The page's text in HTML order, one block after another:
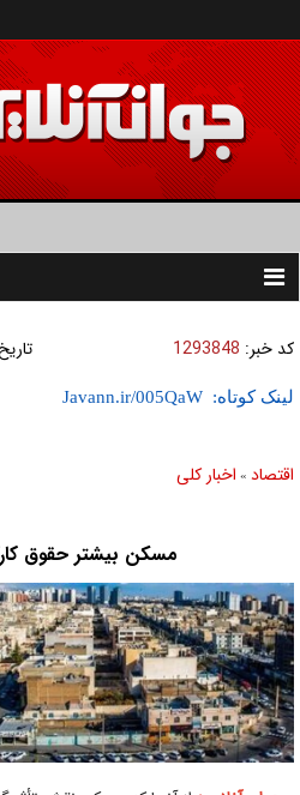
Toggle
کد خبر: 1293848
لینک کوتاه:
اقتصاد » اخبار کلی
مسکن بیشتر حقوق